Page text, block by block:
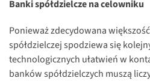
Banki spółdzielcze na celowniku
Ponieważ zdecydowana
spółdzielczej spodziewa się
technologicznych ułatwień w
banków spółdzielczych muszą